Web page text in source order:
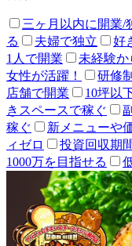
三ヶ月以内に開業/
る
夫婦で独立 好
1人で開業
未経験か
女性が活躍！
研修
店舗で開業
10坪以
きスペースで稼ぐ
稼ぐ
新メニューや
ィゼロ
投資回収期
1000万を目指せる